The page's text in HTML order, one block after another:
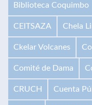
Biblioteca Coquimbo
CEITSAZA Chela
Ckelar Volcanes
Comité de Dama
CRUCH Cuenta